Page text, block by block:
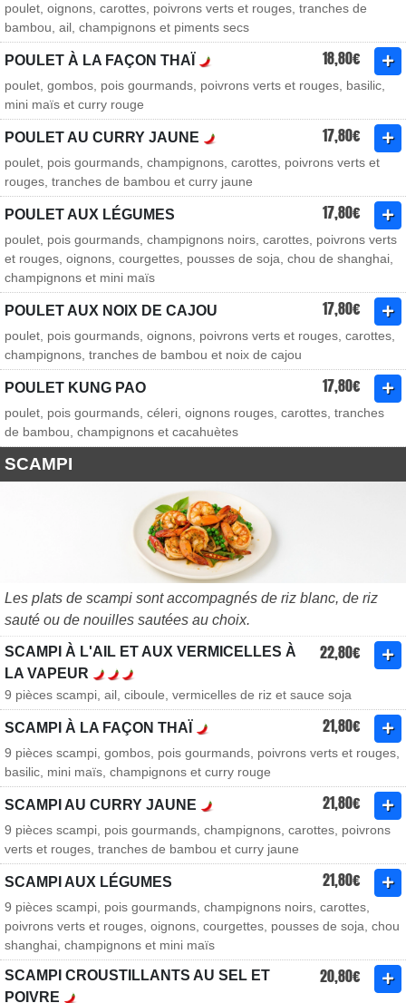
poulet, oignons, carottes, poivrons verts et rouges, tranches de
bambou, ail, champignons et piments secs
POULET À LA FAÇON THAÏ 18,80€
poulet, gombos, pois gourmands, poivrons verts et rouges, basilic,
mini maïs et curry rouge
POULET AU CURRY JAUNE 17,80€
poulet, pois gourmands, champignons, carottes, poivrons verts et
rouges, tranches de bambou et curry jaune
POULET AUX LÉGUMES 17,80€
poulet, pois gourmands, champignons noirs, carottes, poivrons verts
et rouges, oignons, courgettes, pousses de soja, chou de shanghai,
champignons et mini maïs
POULET AUX NOIX DE CAJOU 17,80€
poulet, pois gourmands, oignons, poivrons verts et rouges, carottes,
champignons, tranches de bambou et noix de cajou
POULET KUNG PAO 17,80€
poulet, pois gourmands, céleri, oignons rouges, carottes, tranches
de bambou, champignons et cacahuètes
SCAMPI
Les plats de scampi sont accompagnés de riz blanc, de riz
sauté ou de nouilles sautées au choix.
SCAMPI À L'AIL ET AUX VERMICELLES À
LA VAPEUR
22,80€
9 pièces scampi, ail, ciboule, vermicelles de riz et sauce soja
SCAMPI À LA FAÇON THAÏ 21,80€
9 pièces scampi, gombos, pois gourmands, poivrons verts et rouges,
basilic, mini maïs, champignons et curry rouge
SCAMPI AU CURRY JAUNE 21,80€
9 pièces scampi, pois gourmands, champignons, carottes, poivrons
verts et rouges, tranches de bambou et curry jaune
SCAMPI AUX LÉGUMES 21,80€
9 pièces scampi, pois gourmands, champignons noirs, carottes,
poivrons verts et rouges, oignons, courgettes, pousses de soja, chou
shanghai, champignons et mini maïs
SCAMPI CROUSTILLANTS AU SEL ET
POIVRE
20,80€